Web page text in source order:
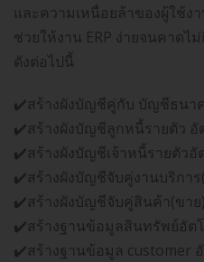
และความเหนื่อยล้าของผู้ใช้ง
ช่วยให้งาน ERP ง่ายจนคาดไ
ดังต่อไปนี้
✔️สร้างผังบัญชีคู่กับ บัญชีธนา
✔️สร้างผังบัญชีลูกหนี้รายตัว อั
✔️สร้างผังบัญชีเจ้าหนี้รายตัวอั
✔️สร้างผังบัญชีจับคู่งานบริกา
✔️สร้างผังบัญชีจับคู่สินค้า(ขา
✔️สร้างฐานข้อมูลสินทรัพย์อัต
✔️สร้างฐานข้อมูล customer